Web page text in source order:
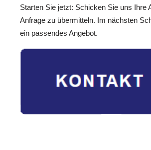
Starten Sie jetzt: Schicken Sie uns Ihre
Anfrage zu übermitteln. Im nächsten
ein passendes Angebot.